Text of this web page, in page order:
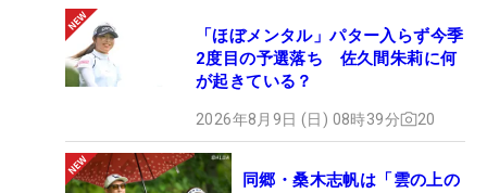
「ほぼメンタル」パター入らず今季
2度目の予選落ち 佐久間朱莉に何
が起きている？
2026年8月9日 (日) 08時39分 20
同郷・桑木志帆は「雲の上の